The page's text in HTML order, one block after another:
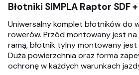
Błotniki SIMPLA Raptor SDF
Uniwersalny komplet błotników do
rowerów. Przód montowany jest
ramą, błotnik tylny montowany jest
Duża powierzchnia oraz forma
ochronę w każdych warunkach